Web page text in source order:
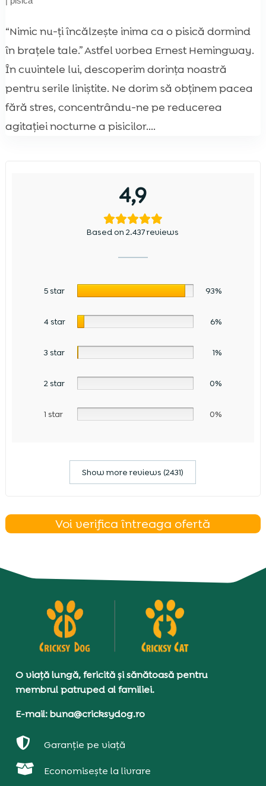
“Nimic nu-ți încălzește inima ca o pisică dormind
în brațele tale.” Astfel vorbea Ernest Hemingway.
În cuvintele lui, descoperim dorința noastră
pentru serile liniștite. Ne dorim să obținem pacea
fără stres, concentrându-ne pe reducerea
agitației nocturne a pisicilor....
4,9
Based on 2.437 reviews
5 star 93%
4 star 6%
3 star 1%
2 star 0%
1 star 0%
Show more reviews (2431)
Voi verifica întreaga ofertă
O viață lungă, fericită și sănătoasă pentru
membrul patruped al familiei.
E-mail: buna@cricksydog.ro
 Garanție pe viață
 Economisește la livrare